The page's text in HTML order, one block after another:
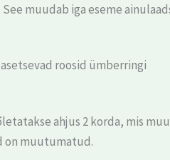
muudab iga eseme
roosid ümberringi
ahjus 2 korda, mis
on muutumatud.